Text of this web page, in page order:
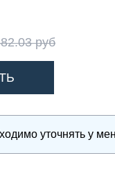
руб
уточнять у